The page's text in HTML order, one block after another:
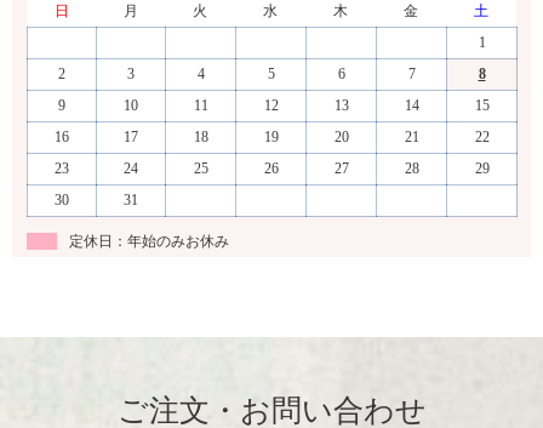
日
月 火 水 木 金
土
1
2
3 4 5 6 7
8
9
10 11 12 13 14
15
16
17 18 19 20 21
22
23
24 25 26 27 28
29
30
31
定休日：年始のみお休み
ご注文・お問い合わせ